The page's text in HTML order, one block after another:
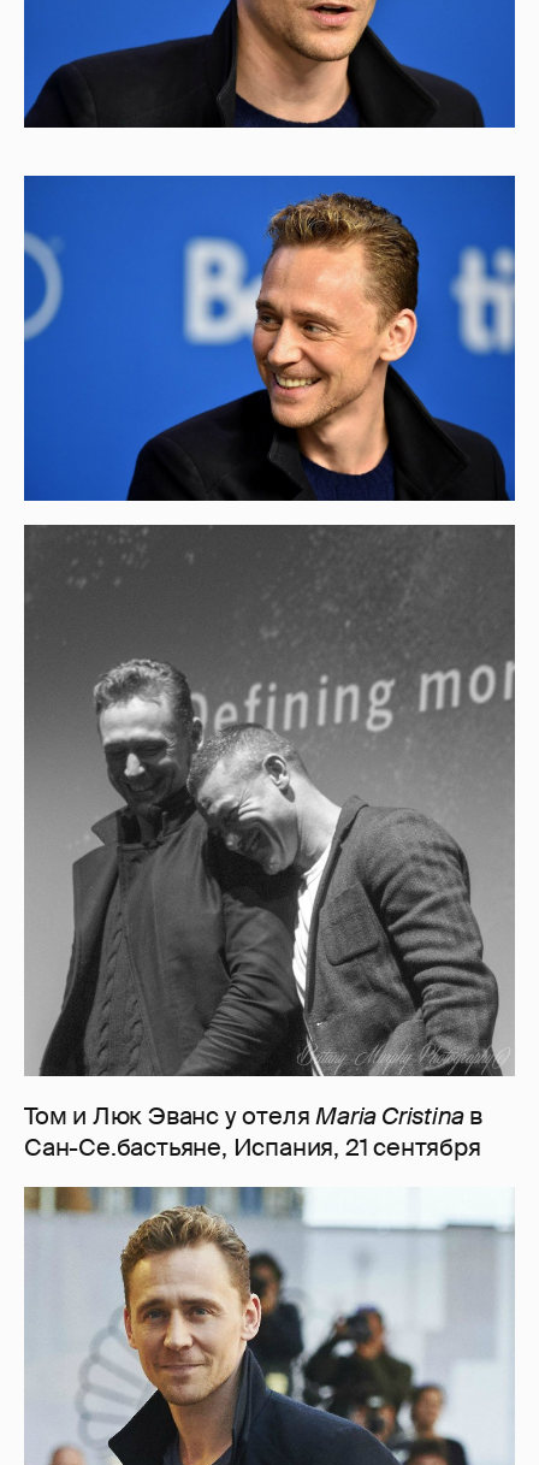
Том и Люк Эванс у отеляMaria Cristinaв
Сан-Се.бастьяне, Испания, 21 сентября